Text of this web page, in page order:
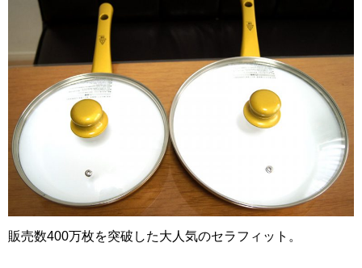
販売数400万枚を突破した大人気のセラフィット。